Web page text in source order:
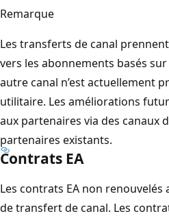
Remarque
Les transferts de canal
vers les abonnements basés sur
autre canal n’est actuellement
utilitaire. Les améliorations
aux partenaires via des canaux
partenaires existants.
Contrats EA
Les contrats EA non
de transfert de canal. Les